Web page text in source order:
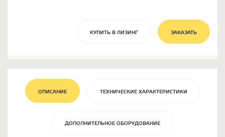
КУПИТЬ В ЛИЗИНГ ЗАКАЗАТЬ
ОПИСАНИЕ ТЕХНИЧЕСКИЕ ХАРАКТЕРИСТИКИ
ДОПОЛНИТЕЛЬНОЕ ОБОРУДОВАНИЕ